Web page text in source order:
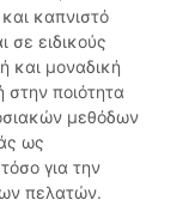
καπνιστό
σε ειδικούς
και μοναδική
στην ποιότητα
μεθόδων
ως
για την
πελατών.